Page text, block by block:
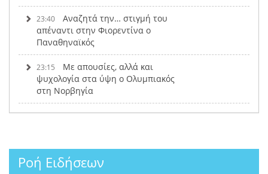
23:40
Αναζητά την… στιγμή του
απέναντι στην Φιορεντίνα ο
Παναθηναϊκός
23:15
Με απουσίες, αλλά και
ψυχολογία στα ύψη ο Ολυμπιακός
στη Νορβηγία
Ροή Ειδήσεων